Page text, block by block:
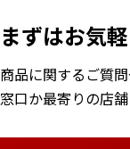
まずはお気
商品に関するご質
窓口か最寄りの店